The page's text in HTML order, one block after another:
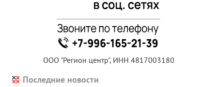
ООО "Регион центр", ИНН 4817003180
Последние новости